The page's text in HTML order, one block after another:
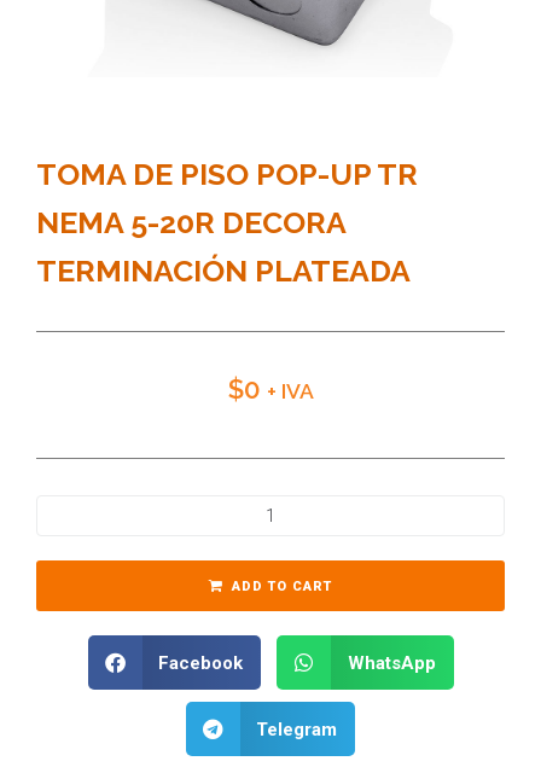
TOMA DE PISO POP-UP TR
NEMA 5-20R DECORA
TERMINACIÓN PLATEADA
$0 + IVA
ADD TO CART
Facebook WhatsApp
Telegram